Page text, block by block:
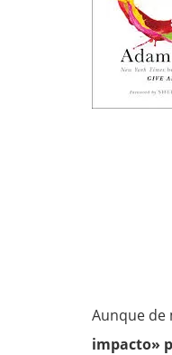
Aunque de
impacto»